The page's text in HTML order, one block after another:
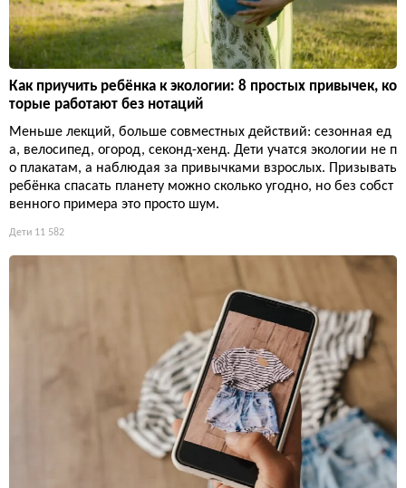
Как приучить ребёнка к экологии: 8 простых привычек, ко
торые работают без нотаций
Меньше лекций, больше совместных действий: сезонная ед
а, велосипед, огород, секонд-хенд. Дети учатся экологии не п
о плакатам, а наблюдая за привычками взрослых. Призывать
ребёнка спасать планету можно сколько угодно, но без собст
венного примера это просто шум.
Дети 11 582